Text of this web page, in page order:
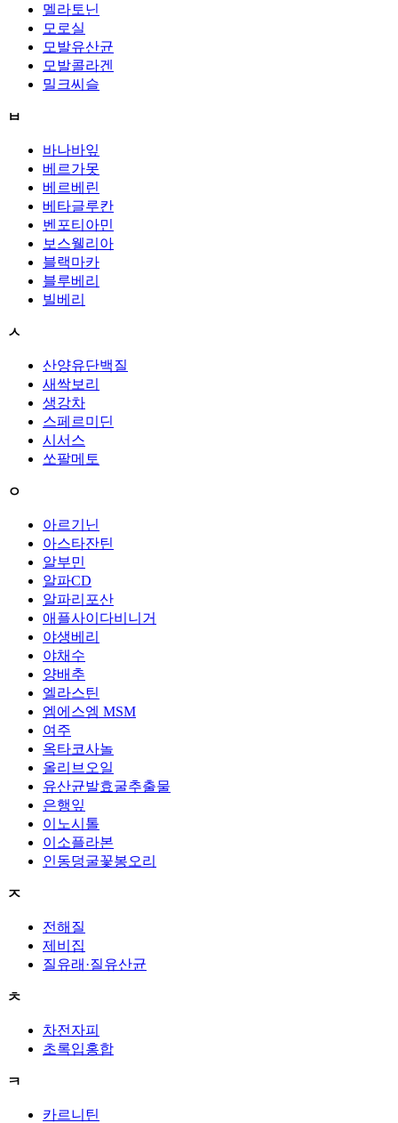
멜라토닌
모로실
모발유산균
모발콜라겐
밀크씨슬
ㅂ
바나바잎
베르가못
베르베린
베타글루칸
벤포티아민
보스웰리아
블랙마카
블루베리
빌베리
ㅅ
산양유단백질
새싹보리
생강차
스페르미딘
시서스
쏘팔메토
ㅇ
아르기닌
아스타잔틴
알부민
알파CD
알파리포산
애플사이다비니거
야생베리
야채수
양배추
엘라스틴
엠에스엠 MSM
여주
옥타코사놀
올리브오일
유산균발효굴추출물
은행잎
이노시톨
이소플라본
인동덩굴꽃봉오리
ㅈ
전해질
제비집
질유래·질유산균
ㅊ
차전자피
초록입홍합
ㅋ
카르니틴